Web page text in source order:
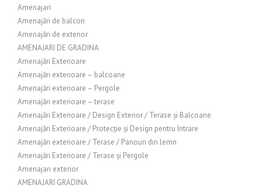
Amenajari
Amenajări de balcon
Amenajări de exterior
AMENAJARI DE GRADINA
Amenajări Exterioare
Amenajări exterioare – balcoane
Amenajări exterioare – Pergole
Amenajări exterioare – terase
Amenajări Exterioare / Design Exterior / Terase și Balcoane
Amenajări Exterioare / Protecție și Design pentru Intrare
Amenajări exterioare / Terase / Panouri din lemn
Amenajări Exterioare / Terase și Pergole
Amenajari exterior
AMENAJARI GRADINA